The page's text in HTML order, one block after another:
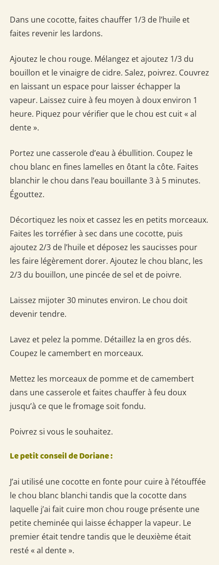
Dans une cocotte, faites chauffer 1/3 de l’huile et
faites revenir les lardons.
Ajoutez le chou rouge. Mélangez et ajoutez 1/3 du
bouillon et le vinaigre de cidre. Salez, poivrez. Couvrez
en laissant un espace pour laisser échapper la
vapeur. Laissez cuire à feu moyen à doux environ 1
heure. Piquez pour vérifier que le chou est cuit « al
dente ».
Portez une casserole d’eau à ébullition. Coupez le
chou blanc en fines lamelles en ôtant la côte. Faites
blanchir le chou dans l’eau bouillante 3 à 5 minutes.
Égouttez.
Décortiquez les noix et cassez les en petits morceaux.
Faites les torréfier à sec dans une cocotte, puis
ajoutez 2/3 de l’huile et déposez les saucisses pour
les faire légèrement dorer. Ajoutez le chou blanc, les
2/3 du bouillon, une pincée de sel et de poivre.
Laissez mijoter 30 minutes environ. Le chou doit
devenir tendre.
Lavez et pelez la pomme. Détaillez la en gros dés.
Coupez le camembert en morceaux.
Mettez les morceaux de pomme et de camembert
dans une casserole et faites chauffer à feu doux
jusqu’à ce que le fromage soit fondu.
Poivrez si vous le souhaitez.
Le petit conseil de Doriane :
J’ai utilisé une cocotte en fonte pour cuire à l’étouffée
le chou blanc blanchi tandis que la cocotte dans
laquelle j’ai fait cuire mon chou rouge présente une
petite cheminée qui laisse échapper la vapeur. Le
premier était tendre tandis que le deuxième était
resté « al dente ».